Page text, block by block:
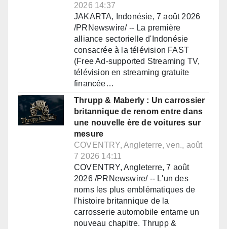
2026 14:37
JAKARTA, Indonésie, 7 août 2026
/PRNewswire/ -- La première
alliance sectorielle d'Indonésie
consacrée à la télévision FAST
(Free Ad-supported Streaming TV,
télévision en streaming gratuite
financée…
Thrupp & Maberly : Un carrossier
britannique de renom entre dans
une nouvelle ère de voitures sur
mesure
COVENTRY, Angleterre, ven., août
7 2026 14:11
COVENTRY, Angleterre, 7 août
2026 /PRNewswire/ -- L'un des
noms les plus emblématiques de
l'histoire britannique de la
carrosserie automobile entame un
nouveau chapitre. Thrupp &